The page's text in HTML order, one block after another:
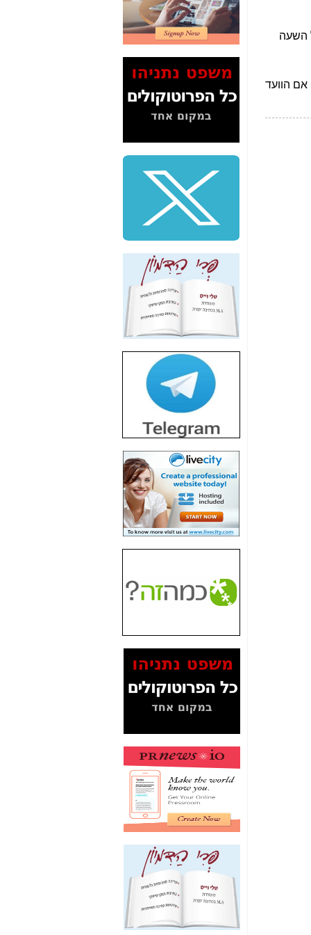
2" על תעלולי השר
משה כחלון -כאן
המשך חשיפת הבלוף
ששמו "מהפיכת
הסלולר" ואיך מסרסים
כאן
סיכום ביקור בסיליקון
שלמה פילבר (עד
לאחרונה מנכ"ל משרד
התקשורת) - עד
מדינה? הצחקתם
"יש אפליה בחקירה"?
חשיפה: למה השר
משה כחלון לא נחקר
עד היום? -
כאן
הדומה לזו של "תיק
4000" אך בתחום
הסלולר -
חשיפת מה שלא
רוצים שתדעו בעניין
פריסת אנלימיטד
(בניחוח בלתי נסבל) -
כאן
חשיפה: איוב קרא
אישר לקבוצת סלקום
בדיוק מה שביבי אישר
כאן
האם השר איוב קרא
היה צריך בכלל לחתום
על האישור, שנתן
האם ביבי וקרא קבלו
בכלל תמורה עבור
המסמכים בנושא בזק-
Yes (תיק 4000)
לאיש הלא נכון! -כאן
עובדות ומסמכים
האם ביבי כשר
תקשורת עזר לקב'
בזק? -כאן
מה מקור ה-Fake
News שהביא לתפירת
תיק לביבי והעלמת
החשודים הנכונים -כאן
אחת הרגליים של "תיק
4000 התפור"
התמוטטה היום
בניצחון (כפול) של בזק
-
כאן
איך כתבות מפנקות